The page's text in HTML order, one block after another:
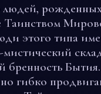
рожденных
Таинством
этого типа
гибко